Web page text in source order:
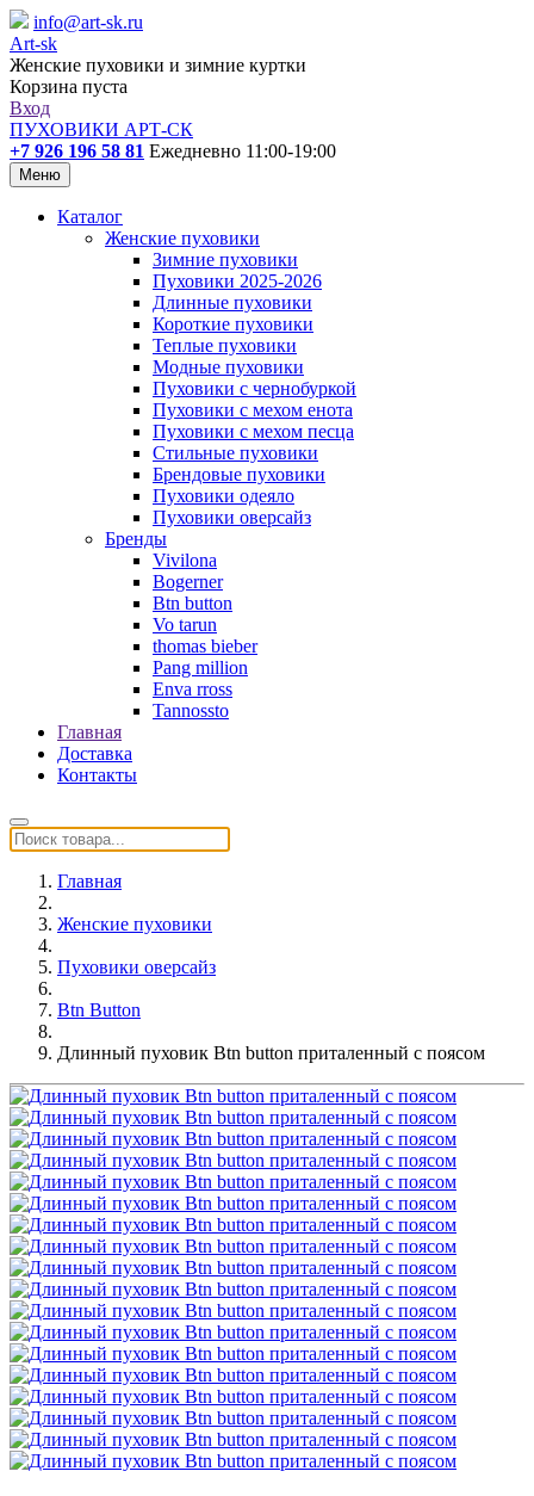
info@art-sk.ru
Art-sk
Женские пуховики и зимние куртки
Корзина пуста
Вход
ПУХОВИКИ АРТ-СК
+7 926 196 58 81 Ежедневно 11:00-19:00
Меню
Каталог
Женские пуховики
Зимние пуховики
Пуховики 2025-2026
Длинные пуховики
Короткие пуховики
Теплые пуховики
Модные пуховики
Пуховики с чернобуркой
Пуховики с мехом енота
Пуховики с мехом песца
Стильные пуховики
Брендовые пуховики
Пуховики одеяло
Пуховики оверсайз
Бренды
Vivilona
Bogerner
Btn button
Vo tarun
thomas bieber
Pang million
Enva rross
Tannossto
Главная
Доставка
Контакты
Главная
Женские пуховики
Пуховики оверсайз
Btn Button
Длинный пуховик Btn button приталенный с поясом